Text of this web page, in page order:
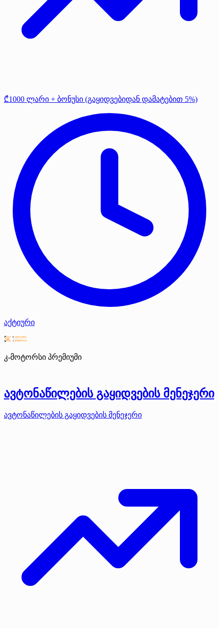
₾1000 ლარი + ბონუსი (გაყიდვებიდან დამატებით 5%)
აქტიური
კ-მოტორსი პრემიუმი
ავტონაწილების გაყიდვების მენეჯერი
ავტონაწილების გაყიდვების მენეჯერი